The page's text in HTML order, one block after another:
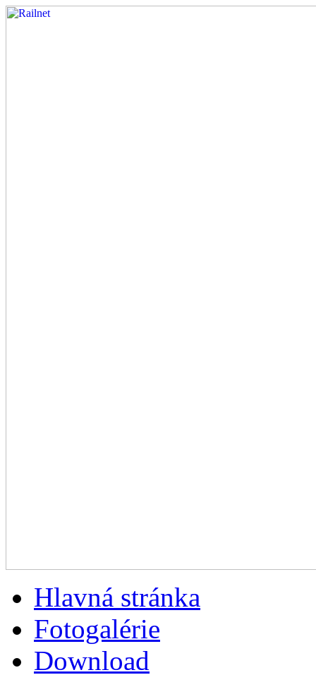
Hlavná stránka
Fotogalérie
Download